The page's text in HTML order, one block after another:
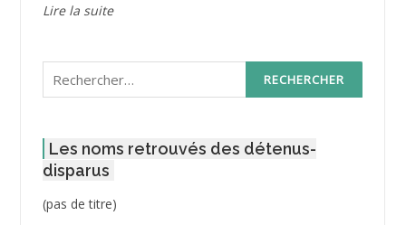
Lire la suite
Rechercher :
Les noms retrouvés des détenus-
disparus
(pas de titre)Post